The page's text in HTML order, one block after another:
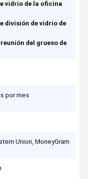
vidrio de la oficina
división de vidrio de
del grueso de
por mes
Union, MoneyGram